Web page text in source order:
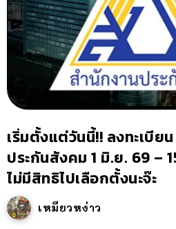
เริ่มตั้งแต่วันนี้!! ลงทะเบีย
ประกันสังคม 1 มิ.ย. 69 –
ไม่มีสิทธิไปเลือกตั้งนะจ๊ะ
เหมียวหง่าว